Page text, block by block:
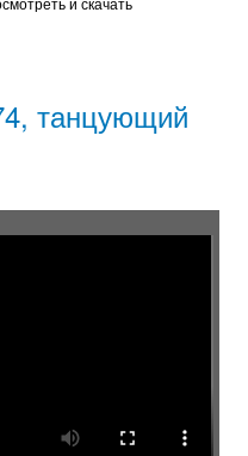
танцующий